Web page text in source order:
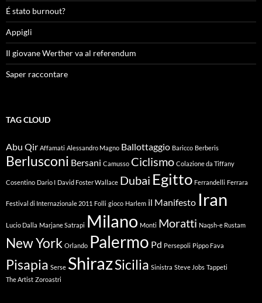
É stato burnout?
Appigli
Il giovane Werther va al referendum
Saper raccontare
TAG CLOUD
Abu Qir Affamati Alessandro Magno Ballottaggio Baricco Berberis
Berlusconi Bersani Camusso Ciclismo Colazione da Tiffany
Cosentino Dario I David Foster Wallace Dubai Egitto Ferrandelli Ferrara
Festival di Internazionale 2011 Folli gioco Harlem il Manifesto Iran
Lucio Dalla Marjane Satrapi Milano Monti Moratti Naqsh-e Rustam
New York Orlando Palermo Pd Persepoli Pippo Fava
Pisapia Serse ShirazSicilia Sinistra Steve Jobs Tappeti
The Artist Zoroastri